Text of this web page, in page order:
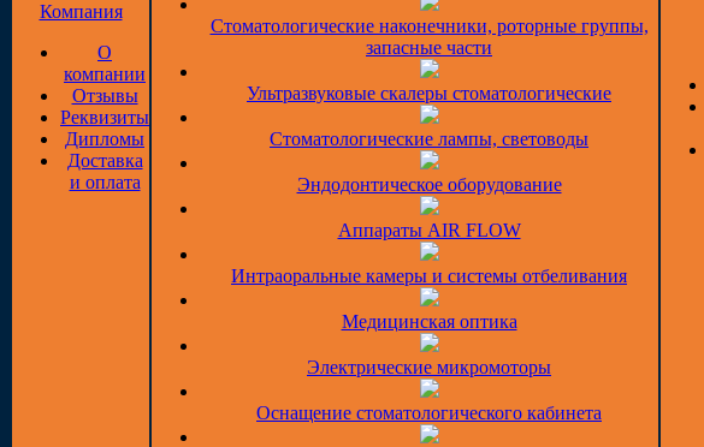
Компания
О
компании
Отзывы
Реквизиты
Дипломы
Доставка
и оплата
Стоматологические наконечники, роторные группы,
запасные части
Ультразвуковые скалеры стоматологические
Стоматологические лампы, световоды
Эндодонтическое оборудование
Аппараты AIR FLOW
Интраоральные камеры и системы отбеливания
Медицинская оптика
Электрические микромоторы
Оснащение стоматологического кабинета